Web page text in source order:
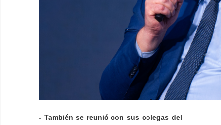
- También se reunió con sus colegas del